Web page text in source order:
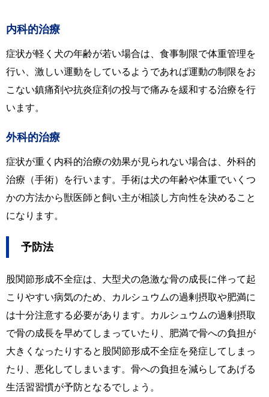
内科的治療
症状が軽く犬の年齢が若い場合は、食事制限で体重管理を
行い、激しい運動をしているようであれば運動の制限をお
こない鎮痛剤や抗炎症剤の投与で痛みを緩和する治療を行
います。
外科的治療
症状が重く内科的治療の効果が見られない場合は、外科的
治療（手術）を行います。手術は犬の年齢や体重でいくつ
かの方法から獣医師と飼い主が相談し方向性を決めること
になります。
予防法
股関節形成不全症は、大型犬の急激な骨の成長に伴って起
こりやすい病気のため、カルシュウムの過剰摂取や肥満に
は十分注意する必要があります。カルシュウムの過剰摂取
で骨の成長を早めてしまっていたり、肥満で骨への負担が
大きくなったりすると股関節形成不全症を発症してしまっ
たり、悪化してしまいます。骨への負担を減らしてあげる
生活習習慣が予防となるでしょう。